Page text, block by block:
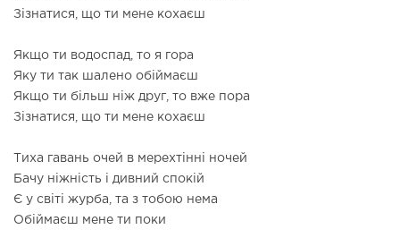
Зізнатися, що ти мене кохаєш
Якщо ти водоспад, то я гора
Яку ти так шалено обіймаєш
Якщо ти більш ніж друг, то вже пора
Зізнатися, що ти мене кохаєш
Тиха гавань очей в мерехтінні ночей
Бачу ніжність і дивний спокій
Є у світі журба, та з тобою нема
Обіймаєш мене ти поки